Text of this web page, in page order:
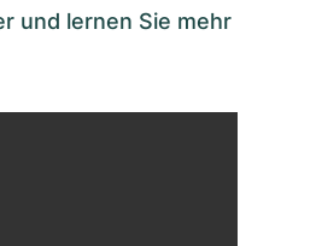
und lernen Sie mehr